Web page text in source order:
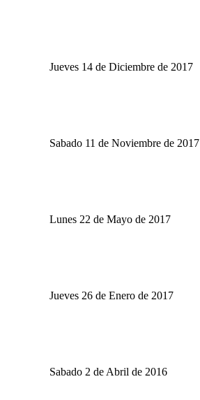
Jueves 14 de Diciembre de 2017
Sabado 11 de Noviembre de 2017
Lunes 22 de Mayo de 2017
Jueves 26 de Enero de 2017
Sabado 2 de Abril de 2016